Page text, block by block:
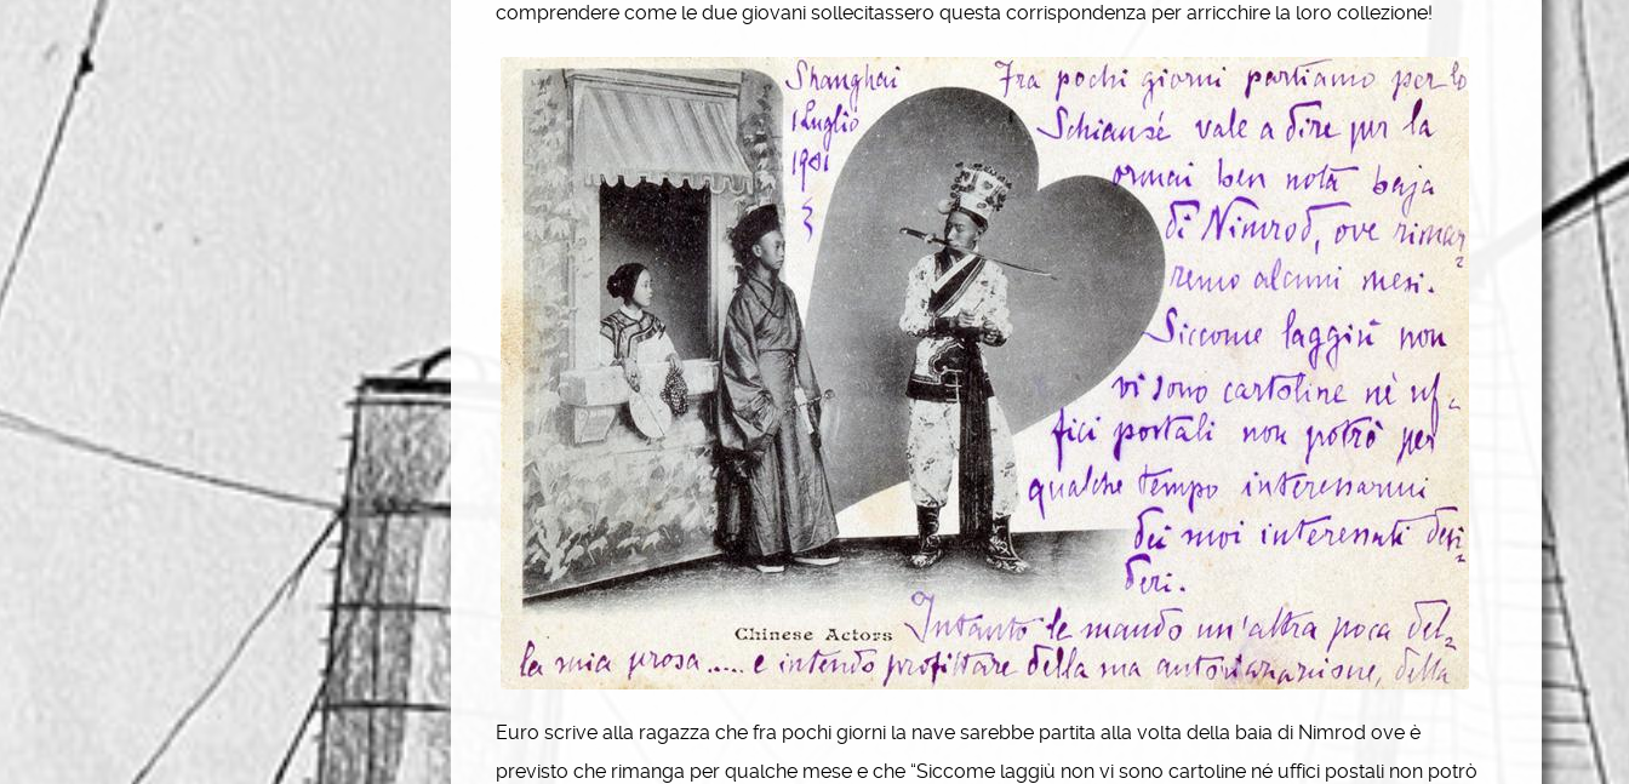
comprendere come le due giovani sollecitassero questa corrispondenza per arricchire la loro collezione!
Euro scrive alla ragazza che fra pochi giorni la nave sarebbe partita alla volta della baia di Nimrod ove è
previsto che rimanga per qualche mese e che “Siccome laggiù non vi sono cartoline né uffici postali non potrò